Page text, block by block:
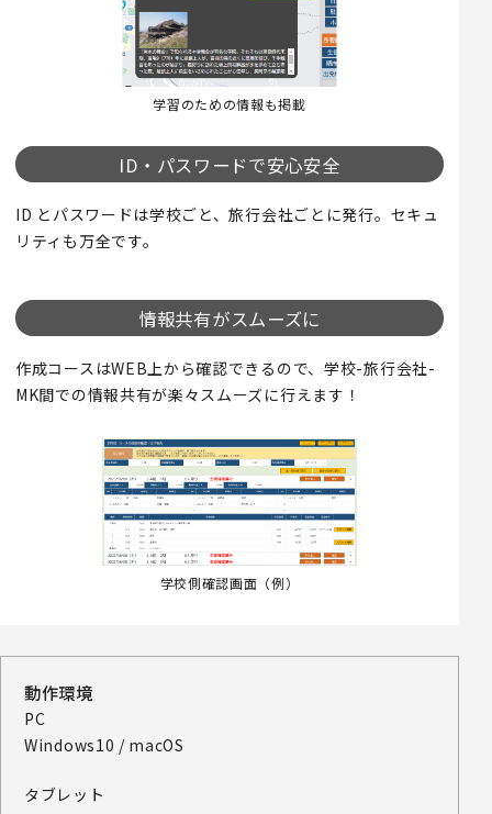
学習のための情報も掲載
ID・パスワードで安心安全
ID とパスワードは学校ごと、旅行会社ごとに発行。セキュ
リティも万全です。
情報共有がスムーズに
作成コースはWEB上から確認できるので、学校-旅行会社-
MK間での情報共有が楽々スムーズに行えます！
学校側確認画面（例）
動作環境
PC
Windows10 / macOS
タブレット